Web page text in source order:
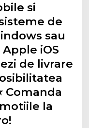
si
de
sau
iOS
de livrare
Comanda
la